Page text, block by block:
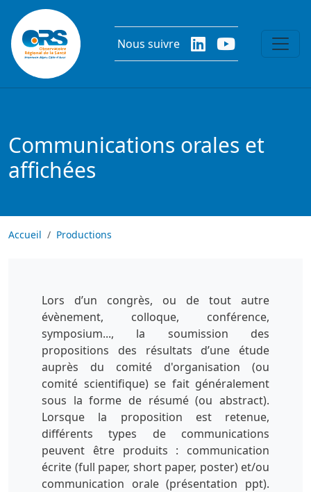
Aller au contenu principal
Nous suivre
Communications orales et
affichées
Accueil Productions
Lors d’un congrès, ou de tout autre
évènement, colloque, conférence,
symposium..., la soumission des
propositions des résultats d’une étude
auprès du comité d'organisation (ou
comité scientifique) se fait généralement
sous la forme de résumé (ou abstract).
Lorsque la proposition est retenue,
différents types de communications
peuvent être produits : communication
écrite (full paper, short paper, poster) et/ou
communication orale (présentation ppt).